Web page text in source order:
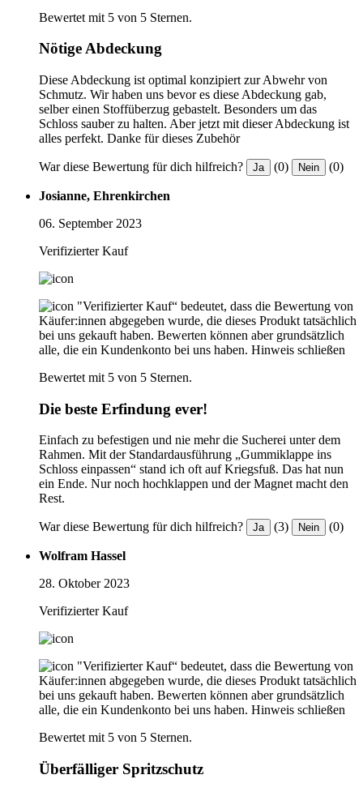
Bewertet mit 5 von 5 Sternen.
Nötige Abdeckung
Diese Abdeckung ist optimal konzipiert zur Abwehr von
Schmutz. Wir haben uns bevor es diese Abdeckung gab,
selber einen Stoffüberzug gebastelt. Besonders um das
Schloss sauber zu halten. Aber jetzt mit dieser Abdeckung ist
alles perfekt. Danke für dieses Zubehör
War diese Bewertung für dich hilfreich? Ja (0) Nein (0)
Josianne, Ehrenkirchen
06. September 2023
Verifizierter Kauf
"Verifizierter Kauf“ bedeutet, dass die Bewertung von
Käufer:innen abgegeben wurde, die dieses Produkt tatsächlich
bei uns gekauft haben. Bewerten können aber grundsätzlich
alle, die ein Kundenkonto bei uns haben. Hinweis schließen
Bewertet mit 5 von 5 Sternen.
Die beste Erfindung ever!
Einfach zu befestigen und nie mehr die Sucherei unter dem
Rahmen. Mit der Standardausführung „Gummiklappe ins
Schloss einpassen“ stand ich oft auf Kriegsfuß. Das hat nun
ein Ende. Nur noch hochklappen und der Magnet macht den
Rest.
War diese Bewertung für dich hilfreich? Ja (3) Nein (0)
Wolfram Hassel
28. Oktober 2023
Verifizierter Kauf
"Verifizierter Kauf“ bedeutet, dass die Bewertung von
Käufer:innen abgegeben wurde, die dieses Produkt tatsächlich
bei uns gekauft haben. Bewerten können aber grundsätzlich
alle, die ein Kundenkonto bei uns haben. Hinweis schließen
Bewertet mit 5 von 5 Sternen.
Überfälliger Spritzschutz